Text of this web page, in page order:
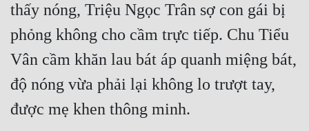
Quan Trường
Quân Sự
Sảng Văn
Sắc
Sủng
thấy nóng, Triệu Ngọc Trân sợ con gái bị
phỏng không cho cầm trực tiếp. Chu Tiểu
Vân cầm khăn lau bát áp quanh miệng bát,
độ nóng vừa phải lại không lo trượt tay,
được mẹ khen thông minh.